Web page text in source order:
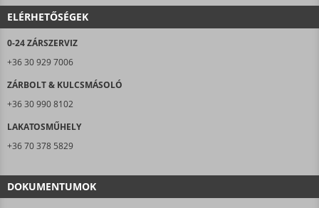
ELÉRHETŐSÉGEK
0-24 ZÁRSZERVIZ
+36 30 929 7006
ZÁRBOLT & KULCSMÁSOLÓ
+36 30 990 8102
LAKATOSMŰHELY
+36 70 378 5829
DOKUMENTUMOK